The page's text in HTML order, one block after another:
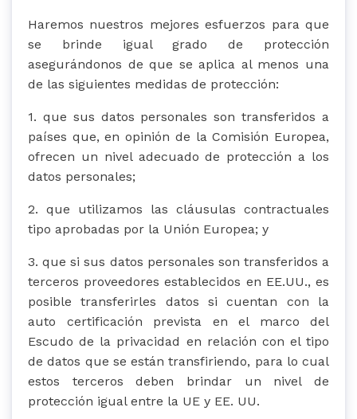
Haremos nuestros mejores esfuerzos para que
se brinde igual grado de protección
asegurándonos de que se aplica al menos una
de las siguientes medidas de protección:
1. que sus datos personales son transferidos a
países que, en opinión de la Comisión Europea,
ofrecen un nivel adecuado de protección a los
datos personales;
2. que utilizamos las cláusulas contractuales
tipo aprobadas por la Unión Europea; y
3. que si sus datos personales son transferidos a
terceros proveedores establecidos en EE.UU., es
posible transferirles datos si cuentan con la
auto certificación prevista en el marco del
Escudo de la privacidad en relación con el tipo
de datos que se están transfiriendo, para lo cual
estos terceros deben brindar un nivel de
protección igual entre la UE y EE. UU.